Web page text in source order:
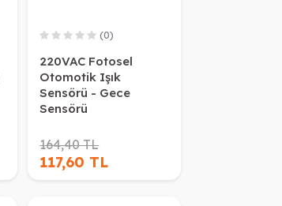
(0)
220VAC Fotosel
Otomotik Işık
Sensörü - Gece
Sensörü
164,40 TL
117,60 TL